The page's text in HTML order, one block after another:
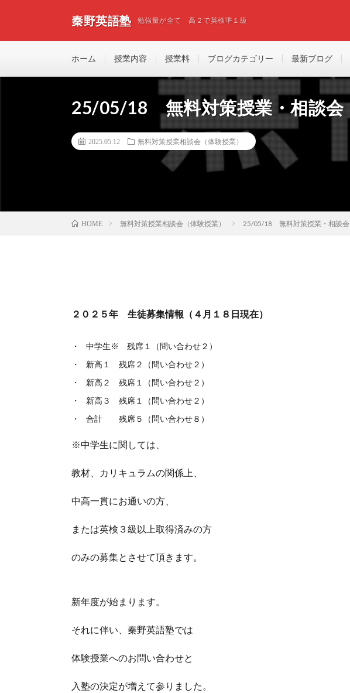
秦野英語塾 勉強量が全て 高２で英検準１級
ホーム 授業内容 授業料 ブログカテゴリー 最新ブログ
25/05/18 無料対策授業・相談会
2025.05.12 無料対策授業相談会（体験授業）
HOME 無料対策授業相談会（体験授業） 25/05/18 無料対策授業・相談会
２０２５年 生徒募集情報（４月１８日現在）
中学生※ 残席１（問い合わせ２）
新高１ 残席２（問い合わせ２）
新高２ 残席１（問い合わせ２）
新高３ 残席１（問い合わせ２）
合計 残席５（問い合わせ８）
※中学生に関しては、
教材、カリキュラムの関係上、
中高一貫にお通いの方、
または英検３級以上取得済みの方
のみの募集とさせて頂きます。
新年度が始まります。
それに伴い、秦野英語塾では
体験授業へのお問い合わせと
入塾の決定が増えて参りました。